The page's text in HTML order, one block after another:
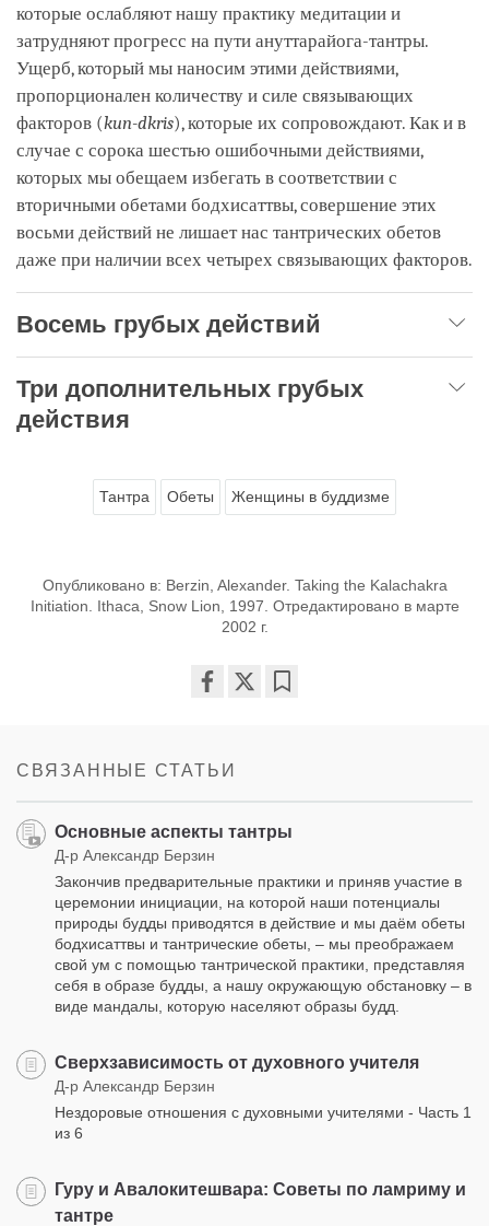
которые ослабляют нашу практику медитации и
затрудняют прогресс на пути ануттарайога-тантры.
Ущерб, который мы наносим этими действиями,
пропорционален количеству и силе связывающих
факторов (kun-dkris), которые их сопровождают. Как и в
случае с сорока шестью ошибочными действиями,
которых мы обещаем избегать в соответствии с
вторичными обетами бодхисаттвы, совершение этих
восьми действий не лишает нас тантрических обетов
даже при наличии всех четырех связывающих факторов.
Восемь грубых действий
Три дополнительных грубых
действия
Тантра Обеты Женщины в буддизме
Опубликовано в: Berzin, Alexander. Taking the Kalachakra
Initiation. Ithaca, Snow Lion, 1997. Отредактировано в марте
2002 г.
СВЯЗАННЫЕ СТАТЬИ
Основные аспекты тантры
Д-р Александр Берзин
Закончив предварительные практики и приняв участие в
церемонии инициации, на которой наши потенциалы
природы будды приводятся в действие и мы даём обеты
бодхисаттвы и тантрические обеты, – мы преображаем
свой ум с помощью тантрической практики, представляя
себя в образе будды, а нашу окружающую обстановку – в
виде мандалы, которую населяют образы будд.
Сверхзависимость от духовного учителя
Д-р Александр Берзин
Нездоровые отношения с духовными учителями - Часть 1
из 6
Гуру и Авалокитешвара: Советы по ламриму и
тантре